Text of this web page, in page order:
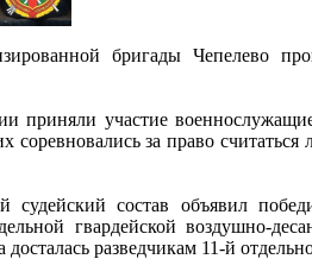
бригады Чепелево
приняли участие
соревновались за право
судейский состав объявил
гвардейской воздушно-
разведчикам 11‑й